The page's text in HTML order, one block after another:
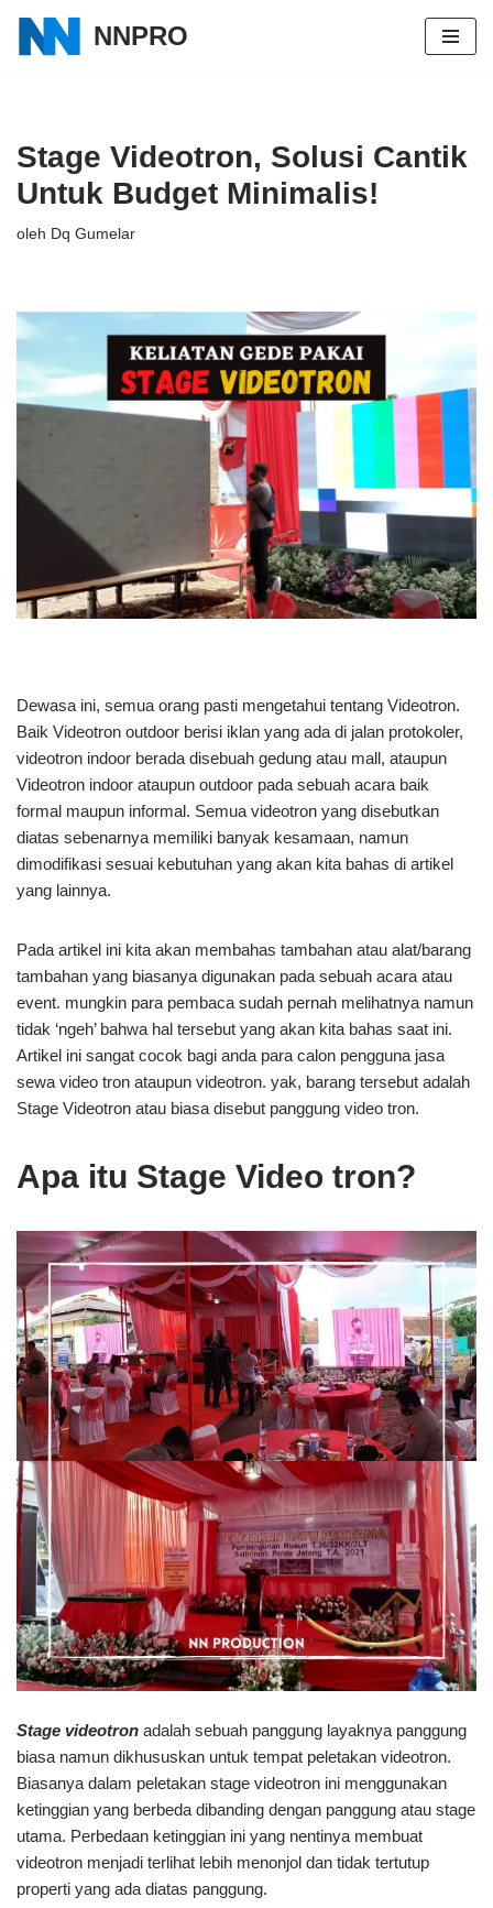
Lompat
NNPRO
Stage Videotron, Solusi Cantik
Untuk Budget Minimalis!
oleh Dq Gumelar
Dewasa ini, semua orang pasti mengetahui tentang Videotron.
Baik Videotron outdoor berisi iklan yang ada di jalan protokoler,
videotron indoor berada disebuah gedung atau mall, ataupun
Videotron indoor ataupun outdoor pada sebuah acara baik
formal maupun informal. Semua videotron yang disebutkan
diatas sebenarnya memiliki banyak kesamaan, namun
dimodifikasi sesuai kebutuhan yang akan kita bahas di artikel
yang lainnya.
Pada artikel ini kita akan membahas tambahan atau alat/barang
tambahan yang biasanya digunakan pada sebuah acara atau
event. mungkin para pembaca sudah pernah melihatnya namun
tidak ‘ngeh’ bahwa hal tersebut yang akan kita bahas saat ini.
Artikel ini sangat cocok bagi anda para calon pengguna jasa
sewa video tron ataupun videotron. yak, barang tersebut adalah
Stage Videotron atau biasa disebut panggung video tron.
Apa itu Stage Video tron?
Stage videotron adalah sebuah panggung layaknya panggung
biasa namun dikhususkan untuk tempat peletakan videotron.
Biasanya dalam peletakan stage videotron ini menggunakan
ketinggian yang berbeda dibanding dengan panggung atau stage
utama. Perbedaan ketinggian ini yang nentinya membuat
videotron menjadi terlihat lebih menonjol dan tidak tertutup
properti yang ada diatas panggung.